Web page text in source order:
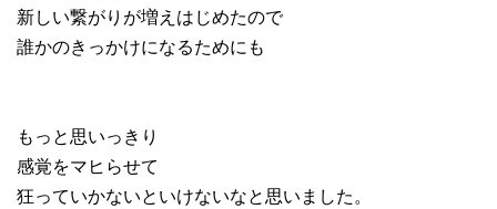
新しい繋がりが増えはじめたので
誰かのきっかけになるためにも
もっと思いっきり
感覚をマヒらせて
狂っていかないといけないなと思いました。